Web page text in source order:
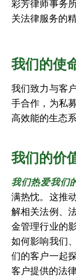
彩芳律师事务
关法律服务的
我们的使
我们致力与客
手合作，为私
高效能的生态系
我们的价
我们热爱我们
满热忱。这推
解相关法例、
金管理行业的
如何影响我们
们的客户一起
客户提供的法